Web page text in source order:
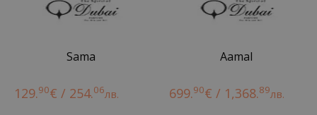
Sama
129.90€ / 254.06лв.
Aamal
699.90€ / 1,368.89лв.